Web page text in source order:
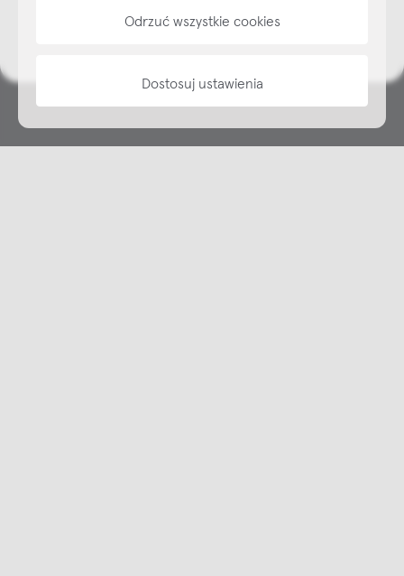
Odrzuć wszystkie cookies
Dostosuj ustawienia